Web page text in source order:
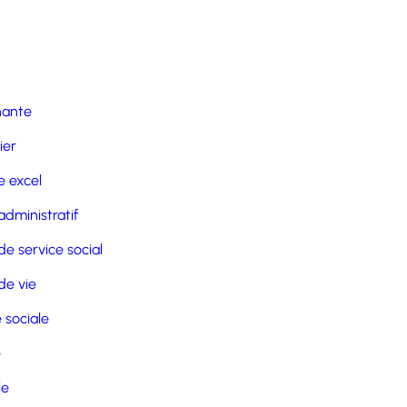
excel
service social
vie
sociale